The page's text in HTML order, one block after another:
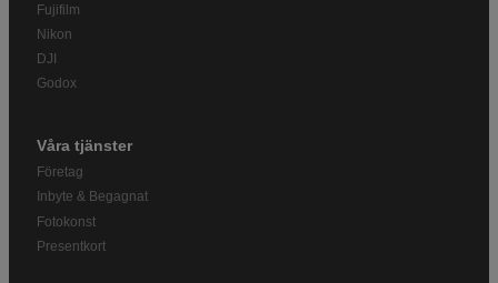
Fujifilm
Nikon
DJI
Godox
Våra tjänster
Företag
Inbyte & Begagnat
Fotokonst
Presentkort